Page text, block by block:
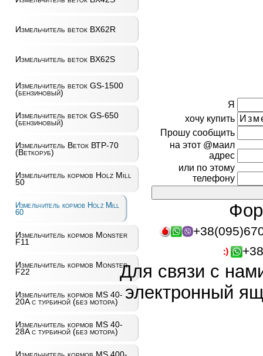
Измельчитель веток BX62R
Измельчитель веток BX62S
Измельчитель веток GS-1500
(бензиновый)
Измельчитель веток GS-650
(бензиновый)
Измельчитель Веток ВТР-70
(Веткоруб)
Измельчитель кормов Holz Mill
50
Измельчитель кормов Holz Mill
60
Измельчитель кормов Monster
F11
Измельчитель кормов Monster
F22
Измельчитель кормов MS 40-
20A с турбиной (без мотора)
Измельчитель кормов MS 40-
28A с турбиной (без мотора)
Я
хочу купить
Прошу сообщить
на этот @маил
адрес
или по этому
телефону
Для связи с
электронный